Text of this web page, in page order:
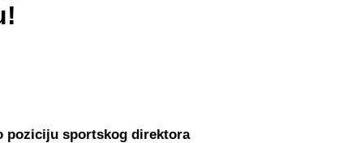
poziciju sportskog direktora